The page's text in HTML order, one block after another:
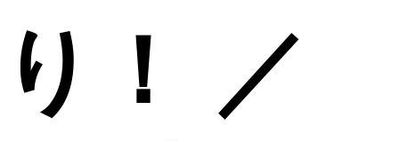
り！ ／